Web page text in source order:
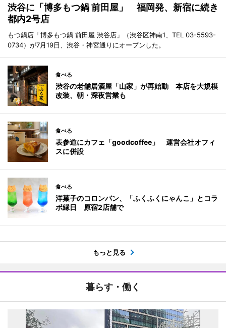
渋谷に「博多もつ鍋 前田屋」 福岡発、新宿に続き
都内2号店
もつ鍋店「博多もつ鍋 前田屋 渋谷店」（渋谷区神南1、TEL 03-5593-
0734）が7月19日、渋谷・神宮通りにオープンした。
食べる
渋谷の老舗居酒屋「山家」が再始動 本店を大規模
改装、朝・深夜営業も
食べる
表参道にカフェ「goodcoffee」 運営会社オフィ
スに併設
食べる
洋菓子のコロンバン、「ふくふくにゃんこ」とコラ
ボ縁日 原宿2店舗で
もっと見る
暮らす・働く